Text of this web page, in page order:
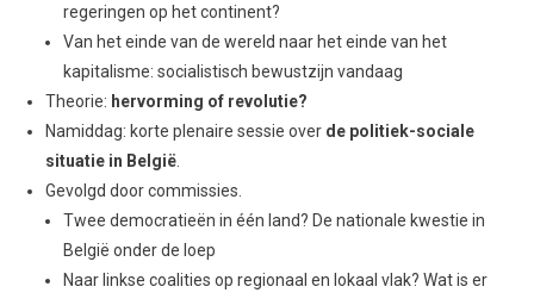
regeringen op het continent?
Van het einde van de wereld naar het einde van het
kapitalisme: socialistisch bewustzijn vandaag
Theorie: hervorming of revolutie?
Namiddag: korte plenaire sessie over de politiek-sociale
situatie in België.
Gevolgd door commissies.
Twee democratieën in één land? De nationale kwestie in
België onder de loep
Naar linkse coalities op regionaal en lokaal vlak? Wat is er